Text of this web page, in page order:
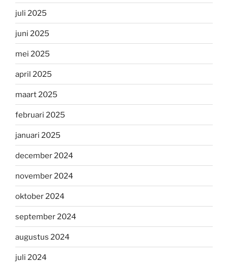
juli 2025
juni 2025
mei 2025
april 2025
maart 2025
februari 2025
januari 2025
december 2024
november 2024
oktober 2024
september 2024
augustus 2024
juli 2024